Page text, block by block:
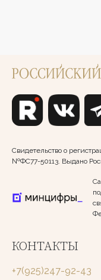
Свидетельство о
№ФС77-50113. Выдано
КОНТАКТЫ
+7(925)247-92-43